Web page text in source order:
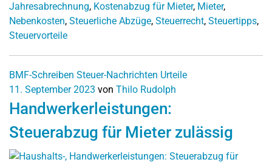
Jahresabrechnung, Kostenabzug für Mieter, Mieter,
Nebenkosten, Steuerliche Abzüge, Steuerrecht, Steuertipps,
Steuervorteile
BMF-Schreiben Steuer-Nachrichten Urteile
11. September 2023 von Thilo Rudolph
Handwerkerleistungen:
Steuerabzug für Mieter zulässig